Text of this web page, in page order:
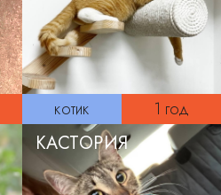
котик 1 год
КАСТОРИЯ